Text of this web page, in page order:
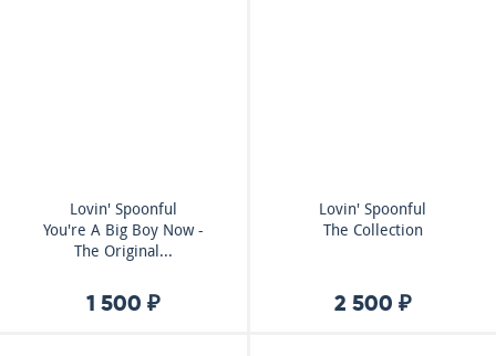
Lovin' Spoonful
You're A Big Boy Now -
The Original...
1 500 ₽
Lovin' Spoonful
The Collection
2 500 ₽